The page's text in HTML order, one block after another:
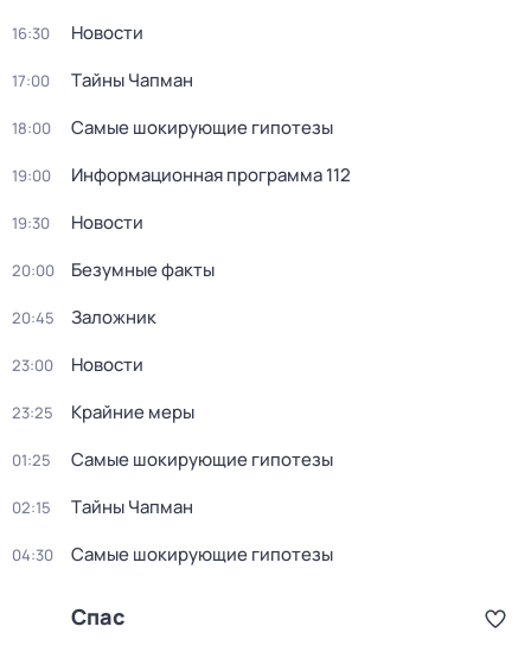
16:30 Новости
17:00 Тaйны Чапман
18:00 Самые шoкиpующие гипотезы
19:00 Информационная программа 112
19:30 Новости
20:00 Безумные факты
20:45 Заложник
23:00 Новости
23:25 Крайние меры
01:25 Самые шoкиpующие гипотезы
02:15 Тaйны Чапман
04:30 Самые шoкиpующие гипотезы
Спас